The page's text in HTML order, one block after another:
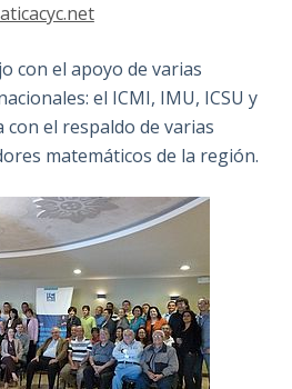
con el apoyo de varias
el ICMI, IMU, ICSU y
con el respaldo de varias
matemáticos de la región.